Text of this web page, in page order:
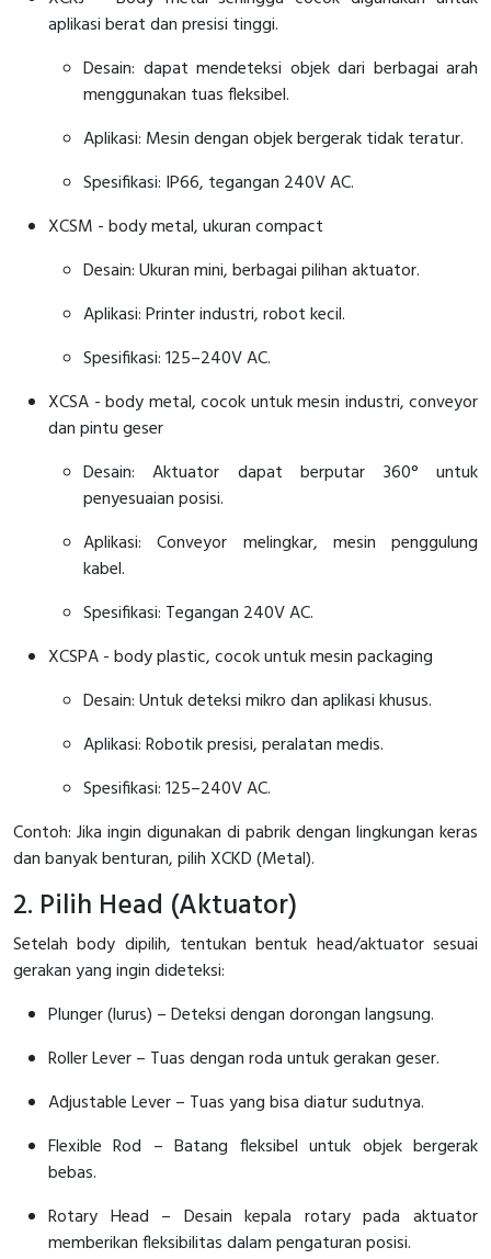
aplikasi berat dan presisi tinggi.
Desain: dapat mendeteksi objek dari berbagai arah
menggunakan tuas fleksibel.
Aplikasi: Mesin dengan objek bergerak tidak teratur.
Spesifikasi: IP66, tegangan 240V AC.
XCSM - body metal, ukuran compact
Desain: Ukuran mini, berbagai pilihan aktuator.
Aplikasi: Printer industri, robot kecil.
Spesifikasi: 125–240V AC.
XCSA - body metal, cocok untuk mesin industri, conveyor
dan pintu geser
Desain: Aktuator dapat berputar 360° untuk
penyesuaian posisi.
Aplikasi: Conveyor melingkar, mesin penggulung
kabel.
Spesifikasi: Tegangan 240V AC.
XCSPA - body plastic, cocok untuk mesin packaging
Desain: Untuk deteksi mikro dan aplikasi khusus.
Aplikasi: Robotik presisi, peralatan medis.
Spesifikasi: 125–240V AC.
Contoh: Jika ingin digunakan di pabrik dengan lingkungan keras
dan banyak benturan, pilih XCKD (Metal).
2. Pilih Head (Aktuator)
Setelah body dipilih, tentukan bentuk head/aktuator sesuai
gerakan yang ingin dideteksi:
Plunger (lurus) – Deteksi dengan dorongan langsung.
Roller Lever – Tuas dengan roda untuk gerakan geser.
Adjustable Lever – Tuas yang bisa diatur sudutnya.
Flexible Rod – Batang fleksibel untuk objek bergerak
bebas.
Rotary Head – Desain kepala rotary pada aktuator
memberikan fleksibilitas dalam pengaturan posisi.